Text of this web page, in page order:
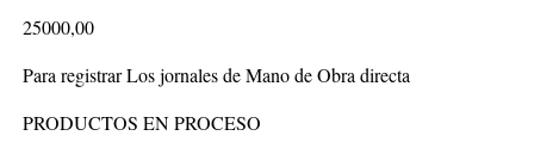
25000,00
Para registrar Los jornales de Mano de Obra directa
PRODUCTOS EN PROCESO